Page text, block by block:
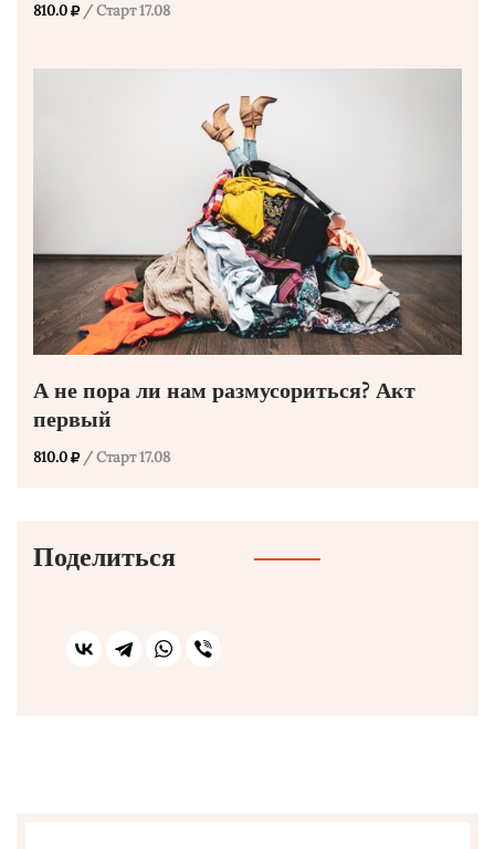
810.0 / Старт 17.08
А не пора ли нам размусориться? Акт
первый
810.0 / Старт 17.08
Поделиться